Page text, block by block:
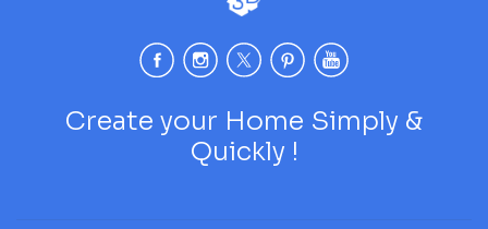
Create your Home Simply &
Quickly !